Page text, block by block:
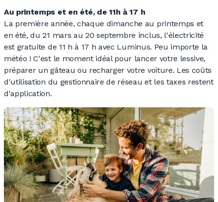
Au printemps et en été, de 11h à 17 h
La première année, chaque dimanche au printemps et
en été, du 21 mars au 20 septembre inclus, l'électricité
est gratuite de 11 h à 17 h avec Luminus. Peu importe la
météo ! C'est le moment idéal pour lancer votre lessive,
préparer un gâteau ou recharger votre voiture. Les coûts
d'utilisation du gestionnaire de réseau et les taxes restent
d'application.